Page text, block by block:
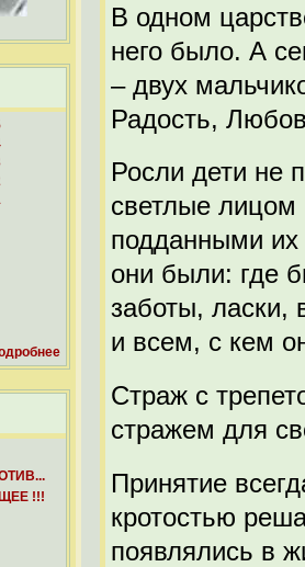
!!!
В одном
него было. А
– двух
Радость,
Росли дети не
светлые
подданными
они были: где
заботы, ласки,
и всем, с кем
Страж с
стражем для
Принятие
кротостью
появлялись в